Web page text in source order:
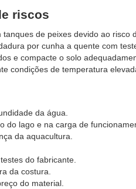
riscos
tanques de peixes devido ao risco
por cunha a quente com
e compacte o solo
condições de temperatura
da água.
do lago e na carga de
da aquacultura.
do fabricante.
da costura.
do material.